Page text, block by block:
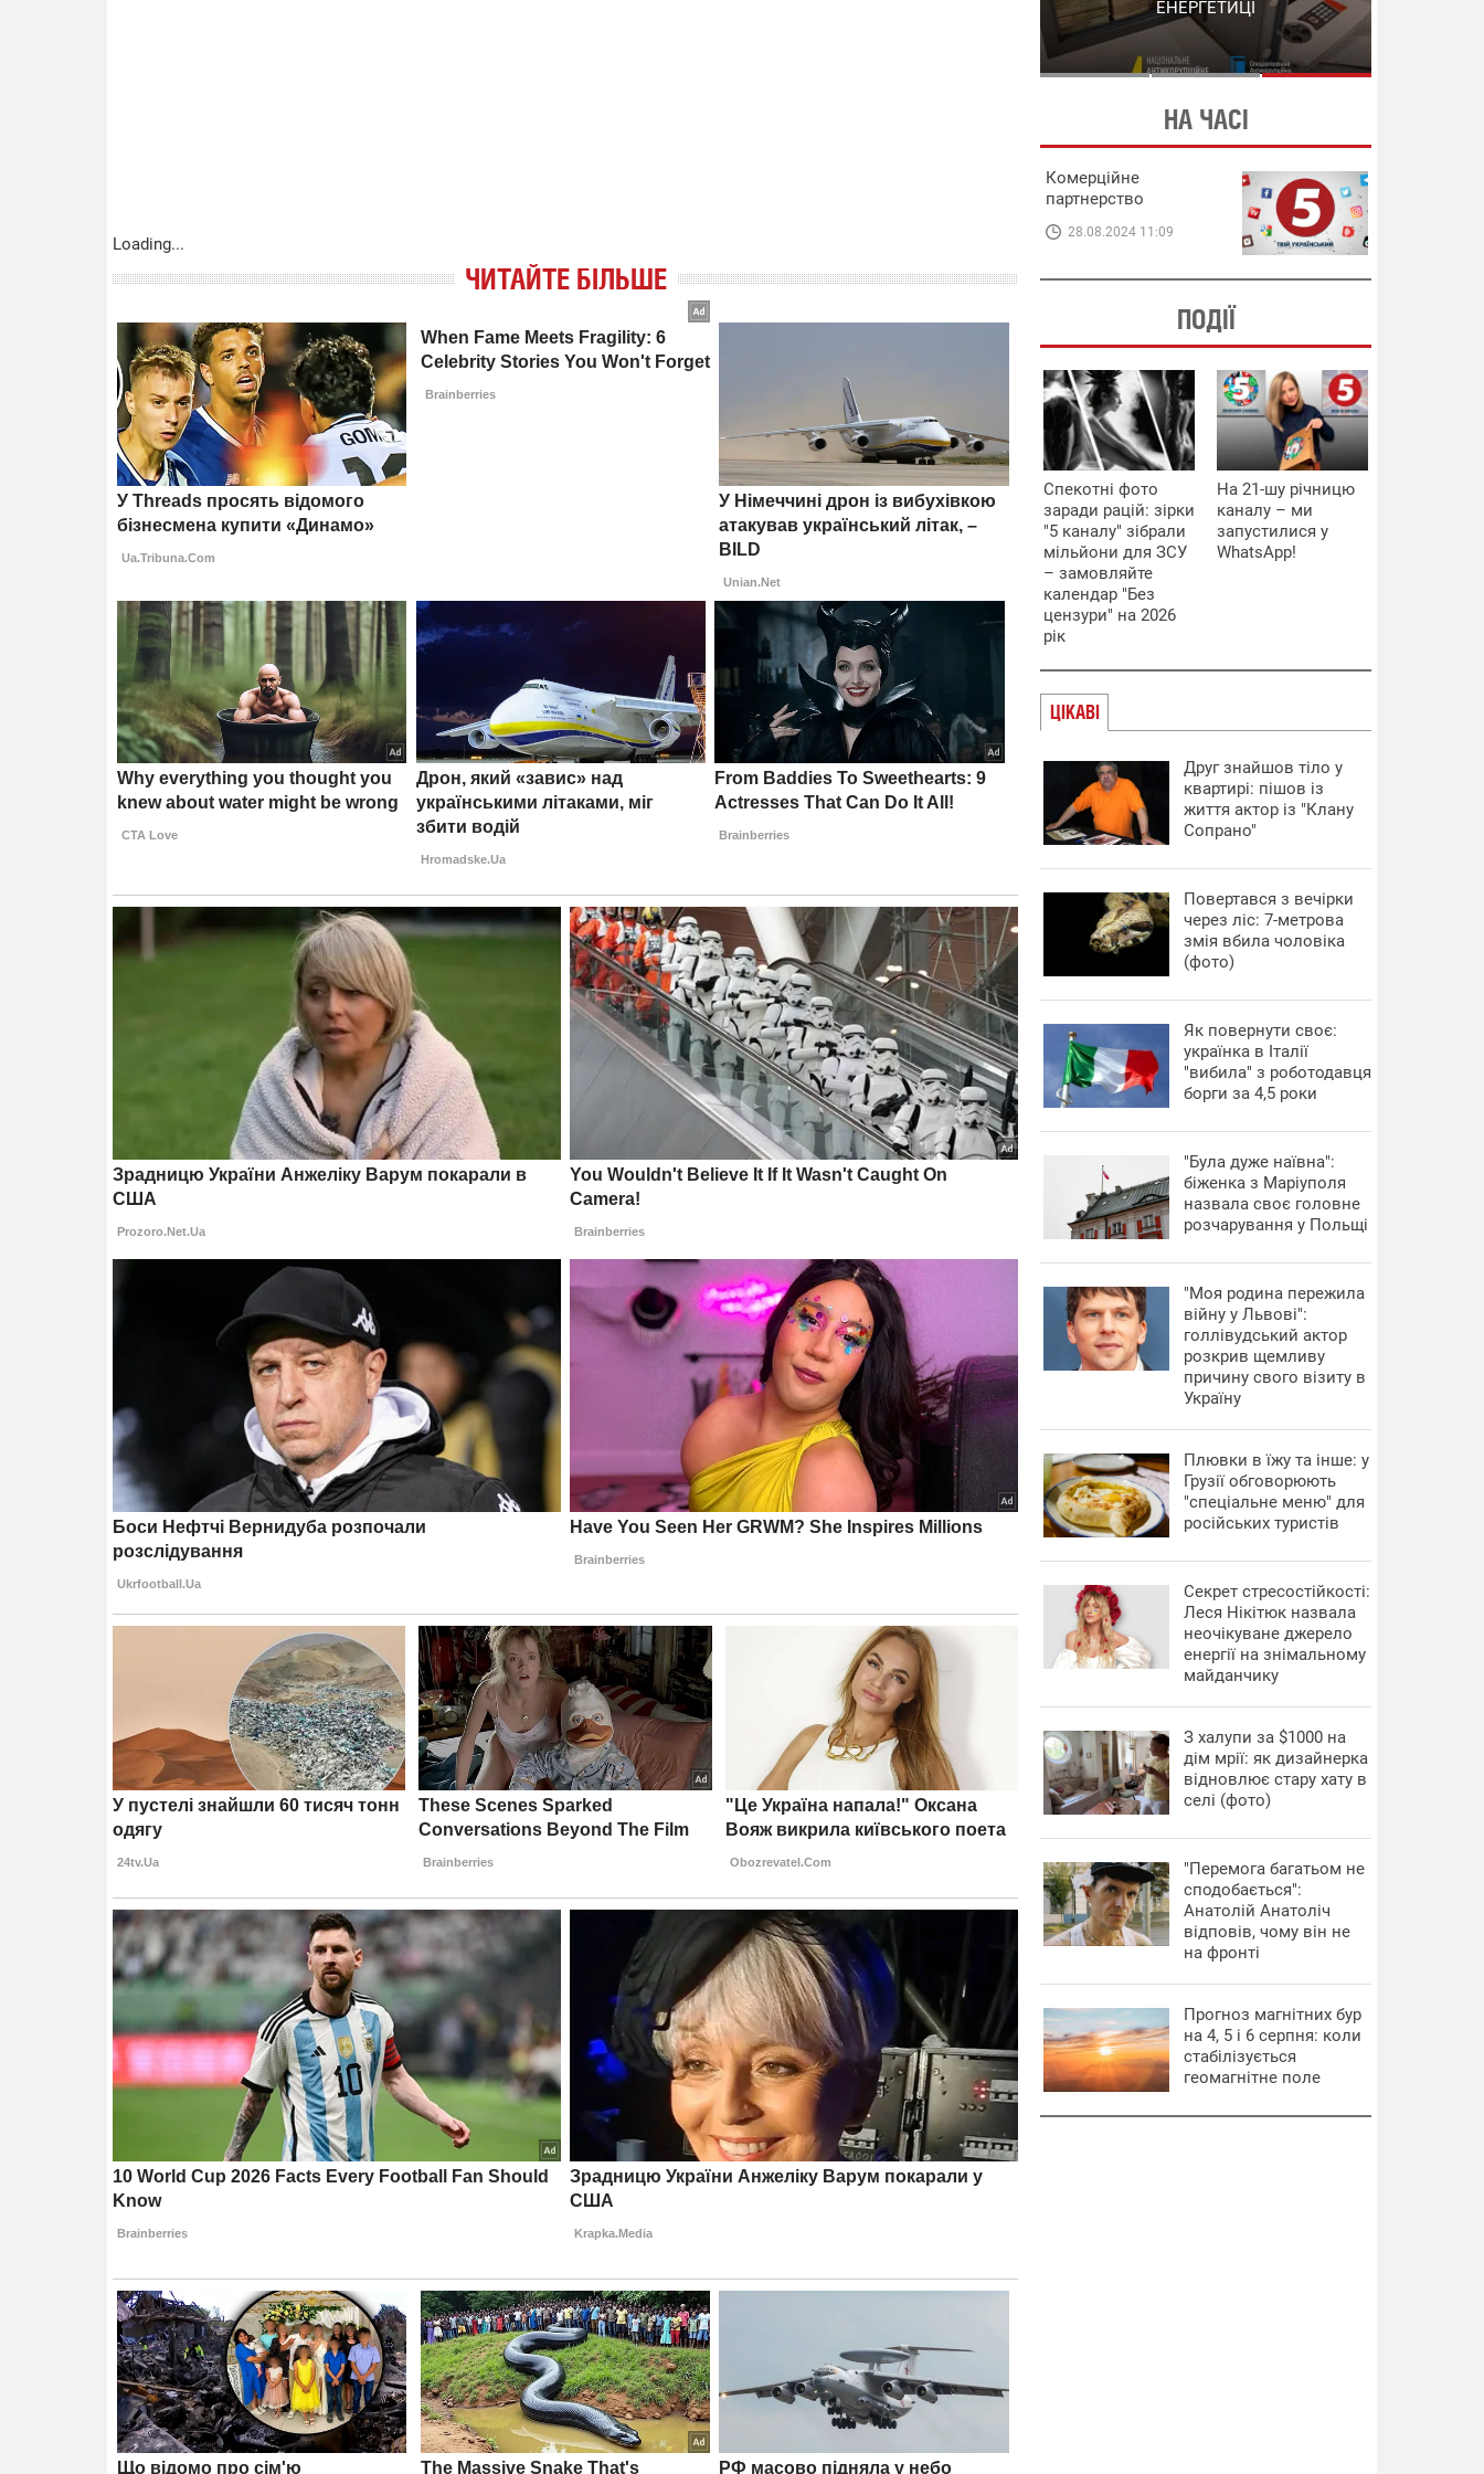
Loading...
ЧИТАЙТЕ БІЛЬШЕ
СХЕМИ В ЕНЕРГЕТИЦІ
ЕНЕРГЕТИЦІ
НА ЧАСІ
Комерційне
партнерство
28.08.2024 11:09
ПОДІЇ
Спекотні фото
заради рацій: зірки
"5 каналу" зібрали
мільйони для ЗСУ
– замовляйте
календар "Без
цензури" на 2026
рік
На 21-шу річницю
каналу – ми
запустилися у
WhatsApp!
ЦІКАВІ
Друг знайшов тіло у
квартирі: пішов із
життя актор із "Клану
Сопрано"
Повертався з вечірки
через ліс: 7-метрова
змія вбила чоловіка
(фото)
​Як повернути своє:
українка в Італії
"вибила" з роботодавця
борги за 4,5 роки
"Була дуже наївна":
біженка з Маріуполя
назвала своє головне
розчарування у Польщі
"Моя родина пережила
війну у Львові":
голлівудський актор
розкрив щемливу
причину свого візиту в
Україну
Плювки в їжу та інше: у
Грузії обговорюють
"спеціальне меню" для
російських туристів
Секрет стресостійкості:
Леся Нікітюк назвала
неочікуване джерело
енергії на знімальному
майданчику
З халупи за $1000 на
дім мрії: як дизайнерка
відновлює стару хату в
селі (фото)
"Перемога багатьом не
сподобається":
Анатолій Анатоліч
відповів, чому він не
на фронті
Прогноз магнітних бур
на 4, 5 і 6 серпня: коли
стабілізується
геомагнітне поле